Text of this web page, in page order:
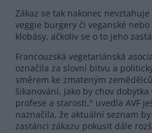
Zákaz se tak nakonec
veggie burgery či veganské
klobásy, ačkoliv se o to jeho
Francouzská vegetariánská
označila za slovní bitvu a
směrem ke zmateným
šikanováni, jako by chov
profese a starosti," uvedla AVF
naznačila, že aktuální seznam
zastánci zákazu pokusit dále